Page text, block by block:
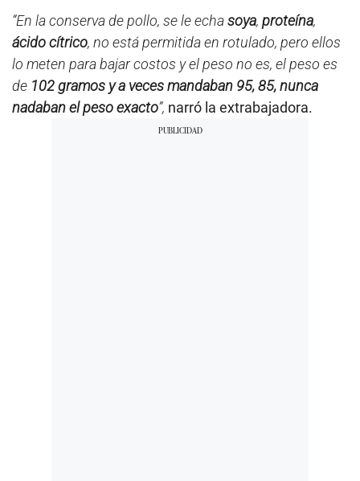
“En la conserva de pollo, se le echasoya, proteína,
ácido cítrico, no está permitida en rotulado, pero ellos
lo meten para bajar costos y el peso no es, el peso es
de 102 gramos y a veces mandaban 95, 85, nunca
nadaban el peso exacto”, narró la extrabajadora.